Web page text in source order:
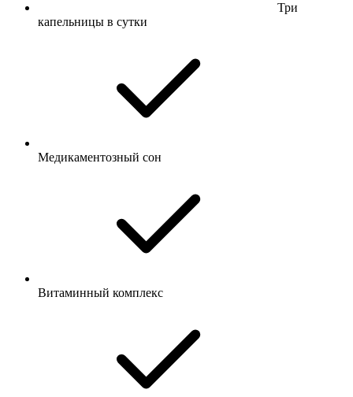
Три
капельницы в сутки
Медикаментозный сон
Витаминный комплекс